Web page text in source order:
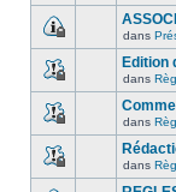
dans
Edition
dans
dans
dans